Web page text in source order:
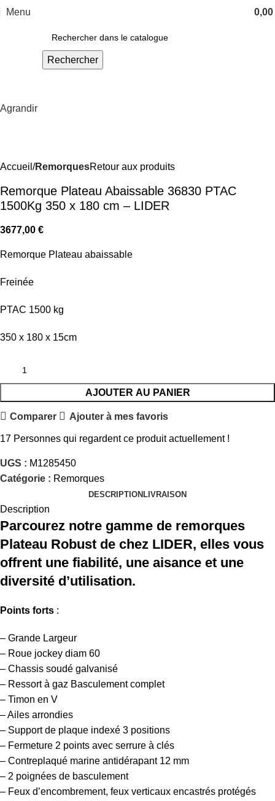
Menu 0,00
Rechercher
Agrandir
Accueil RemorquesRetour aux produits
Remorque Plateau Abaissable 36830 PTAC
1500Kg 350 x 180 cm – LIDER
3677,00 €
Remorque Plateau abaissable
Freinée
PTAC 1500 kg
350 x 180 x 15cm
AJOUTER AU PANIER
Comparer Ajouter à mes favoris
17 Personnes qui regardent ce produit actuellement !
UGS : M1285450
Catégorie : Remorques
DESCRIPTION LIVRAISON
Description
Parcourez notre gamme de remorques
Plateau Robust de chez LIDER, elles vous
offrent une fiabilité, une aisance et une
diversité d’utilisation.
Points forts :
– Grande Largeur
– Roue jockey diam 60
– Chassis soudé galvanisé
– Ressort à gaz Basculement complet
– Timon en V
– Ailes arrondies
– Support de plaque indexé 3 positions
– Fermeture 2 points avec serrure à clés
– Contreplaqué marine antidérapant 12 mm
– 2 poignées de basculement
– Feux d’encombrement, feux verticaux encastrés protégés